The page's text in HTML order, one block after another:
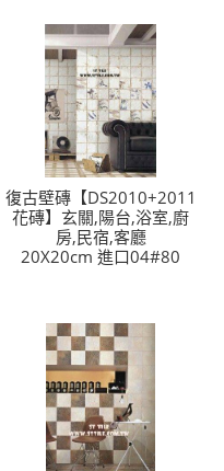
復古壁磚【DS2010+2011
花磚】玄關,陽台,浴室,廚
房,民宿,客廳
20X20cm 進口04#80